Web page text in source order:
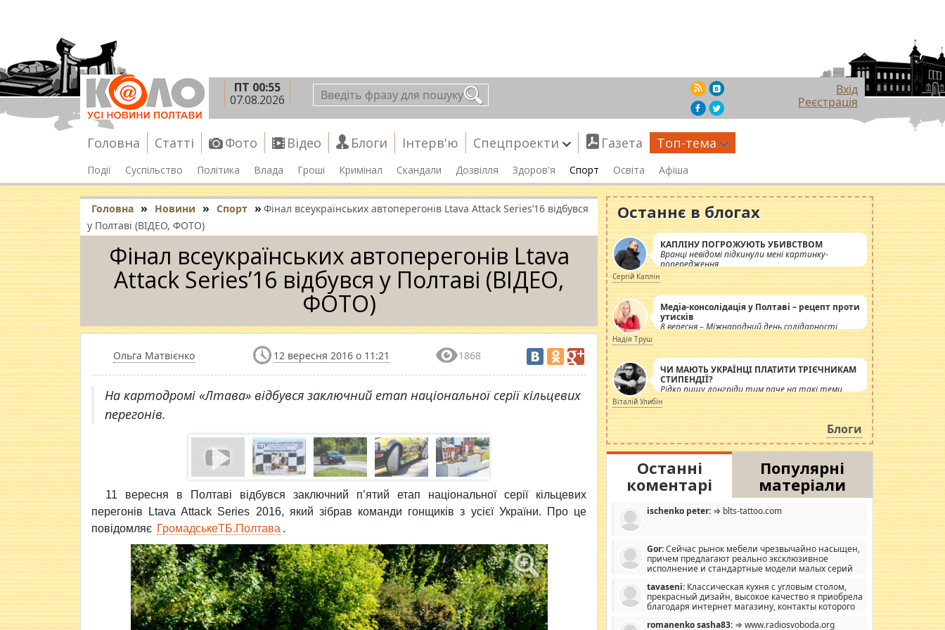
ПТ 00:55
07.08.2026
Вхід
Реєстрація
Головна Статті Фото Відео Блоги Інтерв'ю Спецпроекти Газета Топ-тема
Події Суспільство Політика Влада Гроші Кримінал Скандали Дозвілля Здоров'я Спорт Освіта Афіша
Головна » Новини » Спорт » Фінал всеукраїнських автоперегонів Ltava Attack Series’16 відбувся
у Полтаві (ВІДЕО, ФОТО)
Фінал всеукраїнських автоперегонів Ltava
Attack Series’16 відбувся у Полтаві (ВІДЕО,
ФОТО)
Ольга Матвієнко 12 вересня 2016 о 11:21 1868
На картодромі «Лтава» відбувся заключний етап національної серії кільцевих
перегонів.
11 вересня в Полтаві відбувся заключний п’ятий етап національної серії кільцевих
перегонів Ltava Attack Series 2016, який зібрав команди гонщиків з усієї України. Про це
повідомляє ГромадськеТБ.Полтава .
Останнє в блогах
КАПЛІНУ ПОГРОЖУЮТЬ УБИВСТВОМ
Вранці невідомі підкинули мені картинку-
попередження
Сергій Каплін
Медіа-консолідація у Полтаві – рецепт проти
утисків
8 вересня – Міжнародний день солідарності
журналістів.
Надія Труш
ЧИ МАЮТЬ УКРАЇНЦІ ПЛАТИТИ ТРІЄЧНИКАМ
СТИПЕНДІЇ?
Рідко пишу лонгріди тим паче на такі теми,
але вже просто дістало! Обурюють сьогоднішні
інсенуації навколо стипендіального питання.
Штучно роздувається ще одна соціальна
катастрофа.
Віталій Улибін
Блоги
Останні
коментарі
Популярні
матеріали
ischenko peter: ⇒ blts-tattoo.com
Gor:Сейчас рынок мебели чрезвычайно насыщен,
причем предлагают реально эксклюзивное
исполнение и стандартные модели малых серий
дизайну, мало походит на стандартные формы, в MebelOk,
креативненько и что главное - со вкусом все в порядке,
без ненужных наворотов удорожающих мебель, а это не
tavaseni: Классическая кухня с угловым столом,
прекрасный дизайн, высокое качество я приобрела
благодаря интернет магазину, контакты которого
romanenko sasha83: ⇒ www.radiosvoboda.org